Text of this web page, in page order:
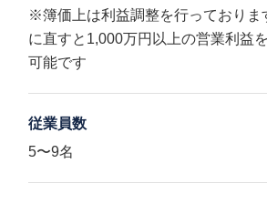
※簿価上は利益調整を行っておりま
に直すと1,000万円以上の営業利益
可能です
従業員数
5〜9名